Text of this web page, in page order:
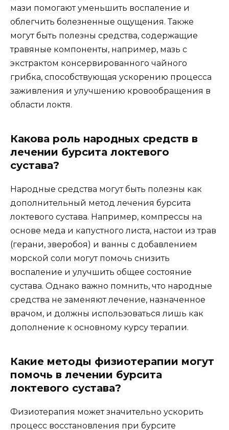
мази помогают уменьшить воспаление и
облегчить болезненные ощущения. Также
могут быть полезны средства, содержащие
травяные компоненты, например, мазь с
экстрактом консервированного чайного
грибка, способствующая ускорению процесса
заживления и улучшению кровообращения в
области локтя.
Какова роль народных средств в
лечении бурсита локтевого
сустава?
Народные средства могут быть полезны как
дополнительный метод лечения бурсита
локтевого сустава. Например, компрессы на
основе меда и капустного листа, настои из трав
(герани, зверобоя) и ванны с добавлением
морской соли могут помочь снизить
воспаление и улучшить общее состояние
сустава. Однако важно помнить, что народные
средства не заменяют лечение, назначенное
врачом, и должны использоваться лишь как
дополнение к основному курсу терапии.
Какие методы физиотерапии могут
помочь в лечении бурсита
локтевого сустава?
Физиотерапия может значительно ускорить
процесс восстановления при бурсите